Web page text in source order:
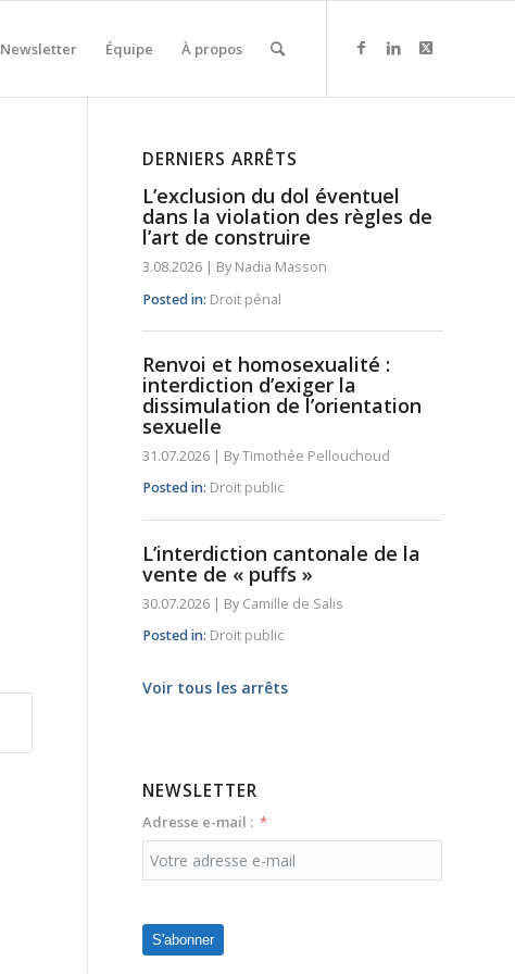
Newsletter Équipe À propos
DERNIERS ARRÊTS
L’exclusion du dol éventuel
dans la violation des règles de
l’art de construire
3.08.2026 | By Nadia Masson
Posted in: Droit pénal
Renvoi et homosexualité :
interdiction d’exiger la
dissimulation de l’orientation
sexuelle
31.07.2026 | ByTimothée Pellouchoud
Posted in: Droit public
L’interdiction cantonale de la
vente de « puffs »
30.07.2026 | By Camille de Salis
Posted in: Droit public
Voir tous les arrêts
NEWSLETTER
Adresse e-mail :
S'abonner